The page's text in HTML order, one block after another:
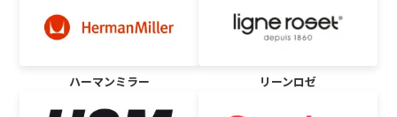
ハーマンミラー リーンロゼ